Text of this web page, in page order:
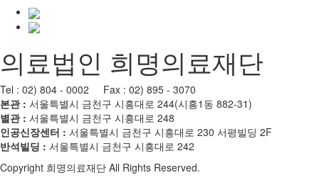
의료법인 희명의료재단
Tel : 02) 804 - 0002 Fax : 02) 895 - 3070
본관 : 서울특별시 금천구 시흥대로 244(시흥1동 882-31)
별관 : 서울특별시 금천구 시흥대로 248
인공신장센터 : 서울특별시 금천구 시흥대로 230 서평빌딩 2F
반석빌딩 : 서울특별시 금천구 시흥대로 242
Copyright 희명의료재단 All Rights Reserved.